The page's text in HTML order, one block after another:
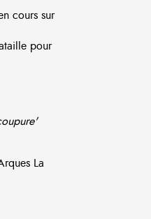
cours sur
pour
La